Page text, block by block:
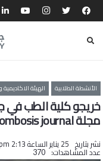
الأنشطة الطلابية الهيئة
خريجو كلية الطب
مجلة Thrombosis journal العالمية
نشر بتاريخ 25 يناير الساعة 2:13 pm
عدد المشاهدات: 370